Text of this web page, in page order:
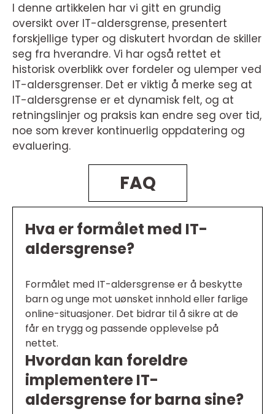
I denne artikkelen har vi gitt en grundig
oversikt over IT-aldersgrense, presentert
forskjellige typer og diskutert hvordan de skiller
seg fra hverandre. Vi har også rettet et
historisk overblikk over fordeler og ulemper ved
IT-aldersgrenser. Det er viktig å merke seg at
IT-aldersgrense er et dynamisk felt, og at
retningslinjer og praksis kan endre seg over tid,
noe som krever kontinuerlig oppdatering og
evaluering.
FAQ
Hva er formålet med IT-
aldersgrense?
Formålet med IT-aldersgrense er å beskytte
barn og unge mot uønsket innhold eller farlige
online-situasjoner. Det bidrar til å sikre at de
får en trygg og passende opplevelse på
nettet.
Hvordan kan foreldre
implementere IT-
aldersgrense for barna sine?